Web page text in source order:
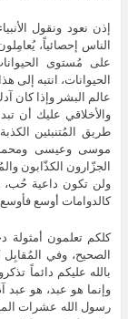
إذن نعود ونقول
الناس إحصائياً،
على مُستوى
الحيوانات، انتبه
عالم البشر وإذا كان
والأخلاقي عليك أن
طريق المُتنبئين
موسى وعيسى ومحمد
الجزّارون الكذّابون
ولن تكون داعية حُب،
كالدوامات أوسع فأوسع
كلكم تعلمون أمثولة
الصحيح، وفي
بالله عليكم دائماً
وإنما هو عبد، هو عبد
رسول الله عشرات